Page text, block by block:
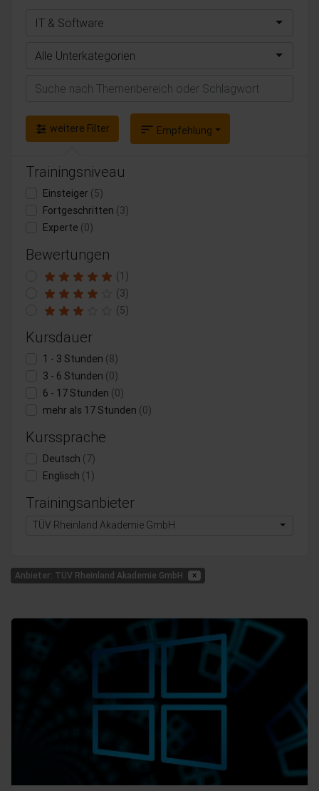
IT & Software
Alle Unterkategorien
Suchen
weitere Filter sort Empfehlung
Trainingsniveau
Einsteiger (5)
Fortgeschritten (3)
Experte (0)
Bewertungen
(1)
(3)
(5)
Kursdauer
1 - 3 Stunden (8)
3 - 6 Stunden (0)
6 - 17 Stunden (0)
mehr als 17 Stunden (0)
Kurssprache
Deutsch (7)
Englisch (1)
Trainingsanbieter
TÜV Rheinland Akademie GmbH
Anbieter: TÜV Rheinland Akademie GmbH ×